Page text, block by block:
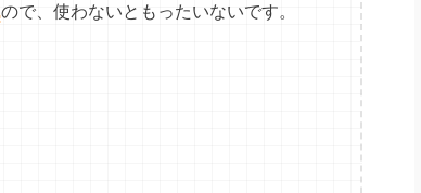
ので、使わないともったいないです。